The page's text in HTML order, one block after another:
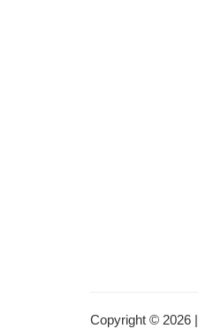
Copyright © 2026 |